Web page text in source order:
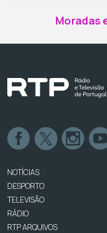
Moradas
NOTÍCIAS
DESPORTO
TELEVISÃO
RÁDIO
RTP ARQUIVOS